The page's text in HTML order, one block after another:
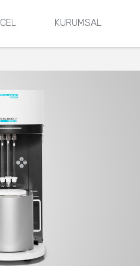
KURUMSAL